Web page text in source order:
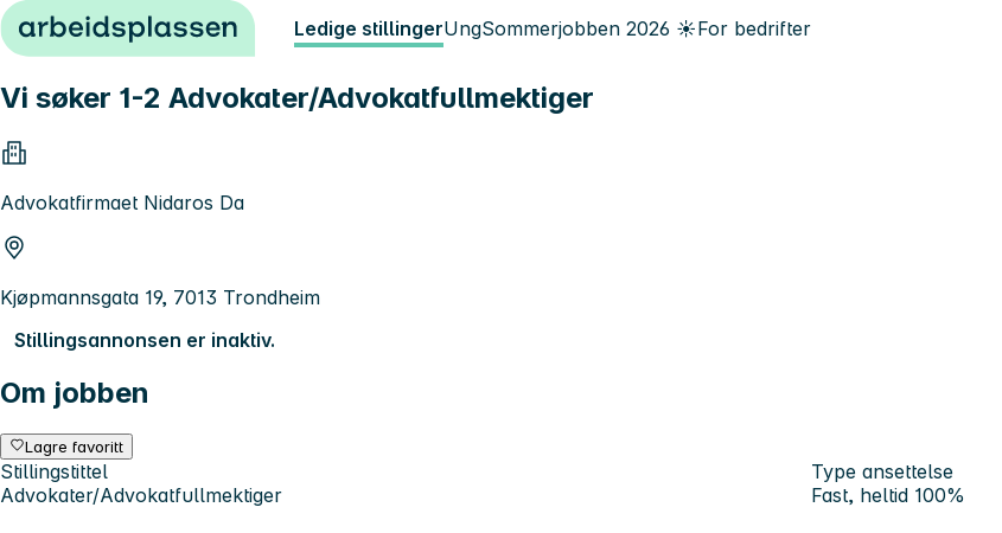
Hopp til innhold Ledige stillingerUngSommerjobben 2026 ☀️For bedrifter
Vi søker 1-2 Advokater/Advokatfullmektiger
Advokatfirmaet Nidaros Da
Kjøpmannsgata 19, 7013 Trondheim
Stillingsannonsen er inaktiv.
Om jobben
Lagre favoritt
Stillingstittel
Advokater/Advokatfullmektiger
Type ansettelse
Fast, heltid 100%